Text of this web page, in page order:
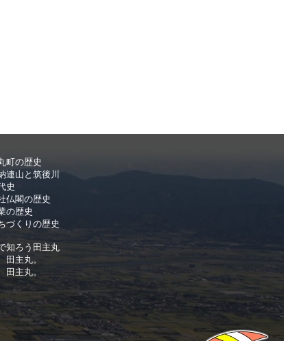
町の歴史
連山と筑後川
史
仏閣の歴史
の歴史
づくりの歴史
知ろう田主丸
田主丸。
田主丸。